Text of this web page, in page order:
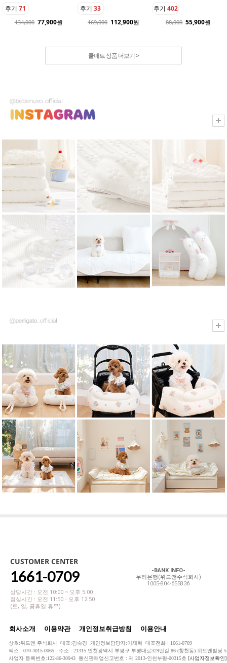
후기71
134,000 77,900원
후기33
169,000 112,900원
후기 402
88,000 55,900원
쿨매트 상품 더보기 >
CUSTOMER CENTER
1661-0709
상담시간 : 오전 10:00 ~ 오후 5:00
점심시간 : 오전 11:50 - 오후 12:50
(토, 일, 공휴일 휴무)
-BANK INFO-
우리은행(위드앤주식회사)
1005-804-655836
회사소개 이용약관 개인정보취급방침 이용안내
상호:위드앤 주식회사 대표:김숙경 개인정보담당자:이재혁 대표전화 : 1661-0709
팩스 : 070-4015-0065 주소 : 21315 인천광역시 부평구 부평대로329번길 86 (청천동) 위드앤빌딩
사업자 등록번호:122-86-30943 통신판매업신고번호 : 제 2013-인천부평-00315호 [사업자정보확인]